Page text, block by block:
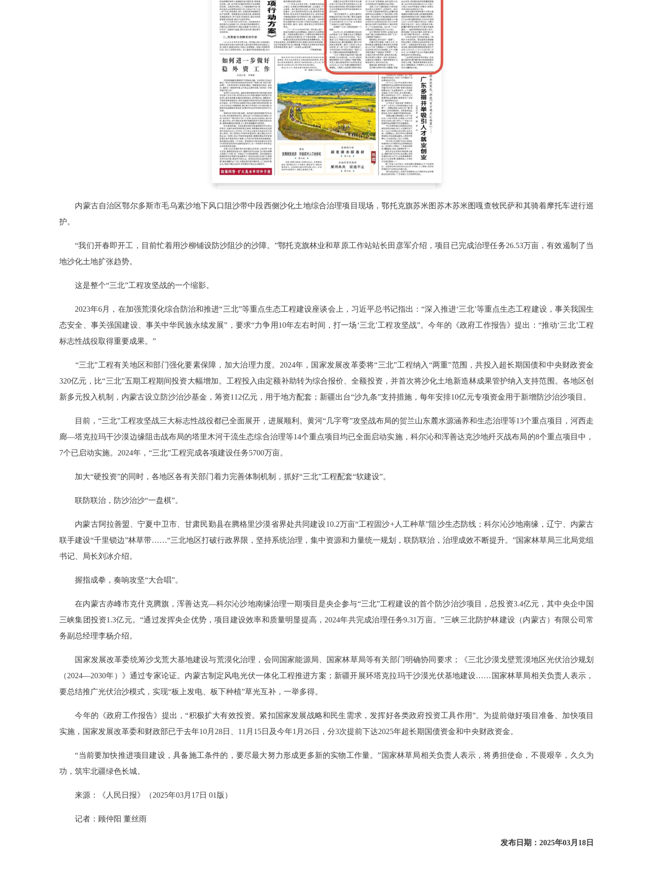
内蒙古自治区鄂尔多斯市毛乌素沙地下风口阻沙带中段西侧沙化土地综合治理项目现场，鄂托克旗苏米图苏木苏米图嘎查牧民萨和其骑着摩托车进行巡
护。
“我们开春即开工，目前忙着用沙柳铺设防沙阻沙的沙障。”鄂托克旗林业和草原工作站站长田彦军介绍，项目已完成治理任务26.53万亩，有效遏制了当
地沙化土地扩张趋势。
这是整个“三北”工程攻坚战的一个缩影。
2023年6月，在加强荒漠化综合防治和推进“三北”等重点生态工程建设座谈会上，习近平总书记指出：“深入推进‘三北’等重点生态工程建设，事关我国生
态安全、事关强国建设、事关中华民族永续发展”，要求“力争用 10年左右时间，打一场‘三北’工程攻坚战”。今年的《政府工作报告》提出：“推动‘三北’工程
标志性战役取得重要成果。”
“三北”工程有关地区和部门强化要素保障，加大治理力度。 2024年，国家发展改革委将“三北”工程纳入“两重”范围，共投入超长期国债和中央财政资金
320亿元，比“三北”五期工程期间投资大幅增加。工程投入由定额补助转为综合报价、全额投资，并首次将沙化土地新造林成果管护纳入支持范围。各地区创
新多元投入机制，内蒙古设立防沙治沙基金，筹资112亿元，用于地方配套；新疆出台“沙九条”支持措施，每年安排10亿元专项资金用于新增防沙治沙项目。
目前，“三北”工程攻坚战三大标志性战役都已全面展开，进展顺利。黄河“几字弯”攻坚战布局的贺兰山东麓水源涵养和生态治理等13个重点项目，河西走
廊—塔克拉玛干沙漠边缘阻击战布局的塔里木河干流生态综合治理等14个重点项目均已全面启动实施，科尔沁和浑善达克沙地歼灭战布局的8个重点项目中，
7个已启动实施。 2024年，“三北”工程完成各项建设任务5700万亩。
加大“硬投资”的同时，各地区各有关部门着力完善体制机制，抓好“三北”工程配套“软建设”。
联防联治，防沙治沙“一盘棋”。
内蒙古阿拉善盟、宁夏中卫市、甘肃民勤县在腾格里沙漠省界处共同建设10.2万亩“工程固沙+人工种草”阻沙生态防线；科尔沁沙地南缘，辽宁、内蒙古
联手建设“千里锁边”林草带……“三北地区打破行政界限，坚持系统治理，集中资源和力量统一规划，联防联治，治理成效不断提升。”国家林草局三北局党组
书记、局长刘冰介绍。
握指成拳，奏响攻坚“大合唱”。
在内蒙古赤峰市克什克腾旗，浑善达克—科尔沁沙地南缘治理一期项目是央企参与“三北”工程建设的首个防沙治沙项目，总投资3.4亿元，其中央企中国
三峡集团投资1.3亿元。“通过发挥央企优势，项目建设效率和质量明显提高， 2024年共完成治理任务9.31万亩。”三峡三北防护林建设（内蒙古）有限公司常
务副总经理李杨介绍。
国家发展改革委统筹沙戈荒大基地建设与荒漠化治理，会同国家能源局、国家林草局等有关部门明确协同要求；《三北沙漠戈壁荒漠地区光伏治沙规划
（2024—2030年）》通过专家论证。内蒙古制定风电光伏一体化工程推进方案；新疆开展环塔克拉玛干沙漠光伏基地建设……国家林草局相关负责人表示，
要总结推广光伏治沙模式，实现“板上发电、板下种植”草光互补，一举多得。
今年的《政府工作报告》提出，“积极扩大有效投资。紧扣国家发展战略和民生需求，发挥好各类政府投资工具作用”。为提前做好项目准备、加快项目
实施，国家发展改革委和财政部已于去年10月 28日、 11 月 15日及今年1 月 26日，分3次提前下达2025年超长期国债资金和中央财政资金。
“当前要加快推进项目建设，具备施工条件的，要尽最大努力形成更多新的实物工作量。”国家林草局相关负责人表示，将勇担使命，不畏艰辛，久久为
功，筑牢北疆绿色长城。
来源：《人民日报》（2025年03月 17日 01 版）
记者：顾仲阳 董丝雨
发布日期：2025年03月18日